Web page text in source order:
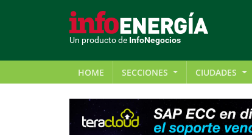
Un producto de InfoNegocios
HOME SECCIONES CIUDADES